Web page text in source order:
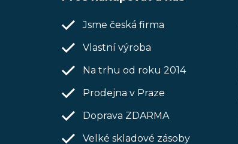
Jsme česká firma
Vlastní výroba
Na trhu od roku 2014
Prodejna v Praze
Doprava ZDARMA
Velké skladové zásoby